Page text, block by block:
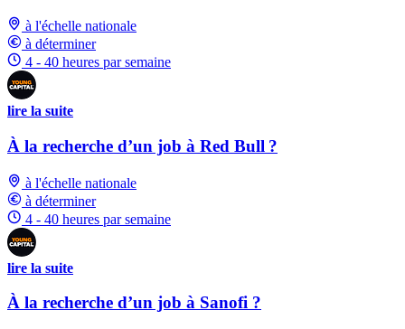
à l'échelle nationale
à déterminer
4 - 40 heures par semaine
lire la suite
À la recherche d’un job à Red Bull ?
à l'échelle nationale
à déterminer
4 - 40 heures par semaine
lire la suite
À la recherche d’un job à Sanofi ?